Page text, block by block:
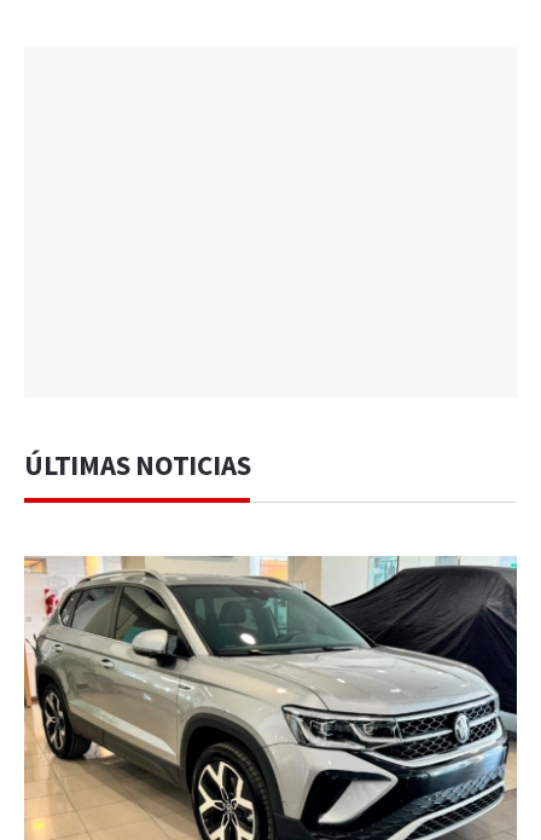
ÚLTIMAS NOTICIAS